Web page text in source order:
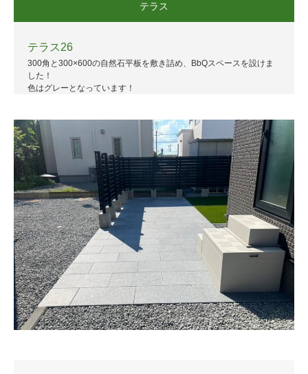
テラス
テラス26
300角と300×600の自然石平板を敷き詰め、BbQスペースを設けま
した！
色はグレーとなっています！